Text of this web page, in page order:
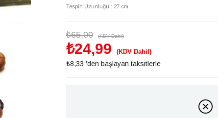
Tespih Uzunluğu : 27 cm
₺65,00 (KDV Dahil)
₺24,99 (KDV Dahil)
₺8,33 'den başlayan taksitlerle